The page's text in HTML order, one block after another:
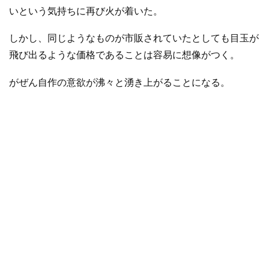
いという気持ちに再び火が着いた。
しかし、同じようなものが市販されていたとしても目玉が
飛び出るような価格であることは容易に想像がつく。
がぜん自作の意欲が沸々と湧き上がることになる。